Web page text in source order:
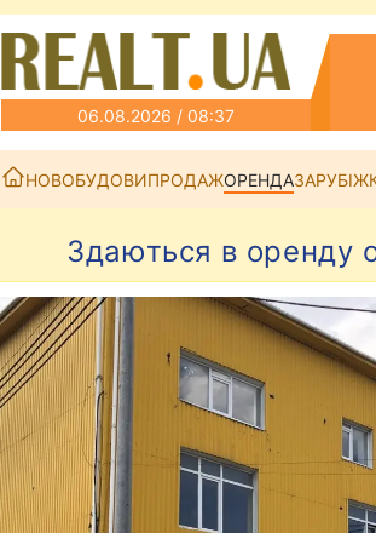
06.08.2026 / 08:37
НОВОБУДОВИПРОДАЖОРЕНДАЗАРУБІЖ
Здаються в оренду